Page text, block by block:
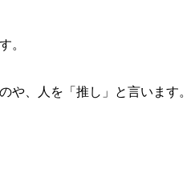
。
や、人を「推し」と言います。